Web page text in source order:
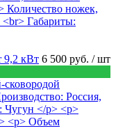
9,2 кВт 6 500 руб. / шт